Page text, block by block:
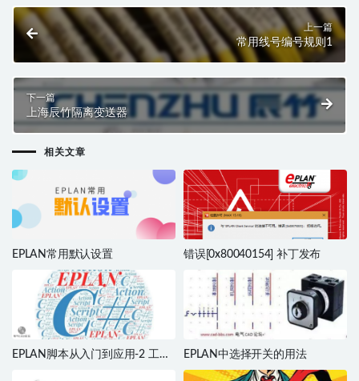
上一篇
常用线号编号规则1
下一篇
上海辰竹隔离变送器
相关文章
EPLAN常用默认设置 错误[0x80040154] 补丁发布
EPLAN脚本从入门到应用-2 工具
EPLAN中选择开关的用法